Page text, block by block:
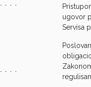
ugovor
Servisa